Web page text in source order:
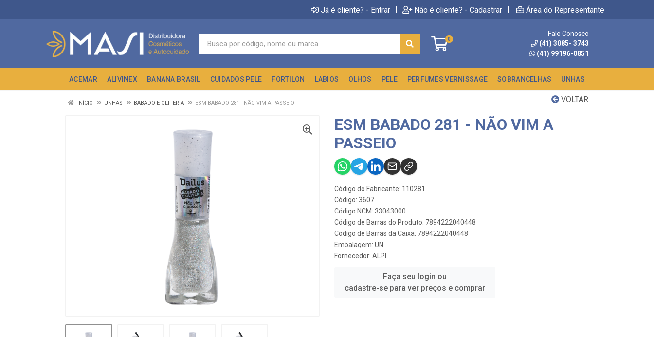
Já é cliente? - Entrar | Não é cliente? - Cadastrar | Área do Representante
0
Fale Conosco
(41) 3085- 3743
(41) 99196-0851
ACEMAR ALIVINEX BANANA BRASIL CUIDADOS PELE FORTILON LABIOS OLHOS PELE PERFUMES VERNISSAGE SOBRANCELHAS UNHAS
VOLTAR
INÍCIO UNHAS BABADO E GLITERIA ESM BABADO 281 - NÃO VIM A PASSEIO
ESM BABADO 281 - NÃO VIM A
PASSEIO
Código do Fabricante: 110281
Código: 3607
Código NCM: 33043000
Código de Barras do Produto: 7894222040448
Código de Barras da Caixa: 7894222040448
Embalagem: UN
Fornecedor: ALPI
Faça seu login ou
cadastre-se para ver preços e comprar